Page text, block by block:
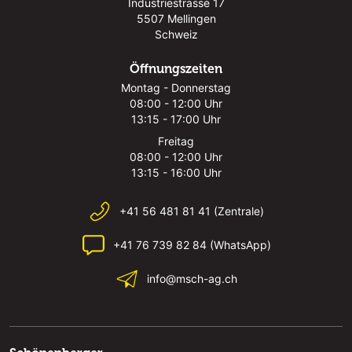
5507 Mellingen
Schweiz
Öffnungszeiten
Montag - Donnerstag
08:00 - 12:00 Uhr
13:15 - 17:00 Uhr
Freitag
08:00 - 12:00 Uhr
13:15 - 16:00 Uhr
+41 56 481 81 41 (Zentrale)
+41 76 739 82 84 (WhatsApp)
info@msch-ag.ch